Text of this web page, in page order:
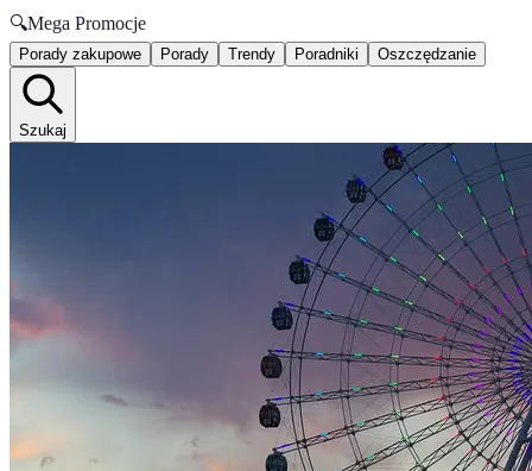
🔍Mega Promocje
Porady zakupowe Porady Trendy Poradniki Oszczędzanie
Szukaj